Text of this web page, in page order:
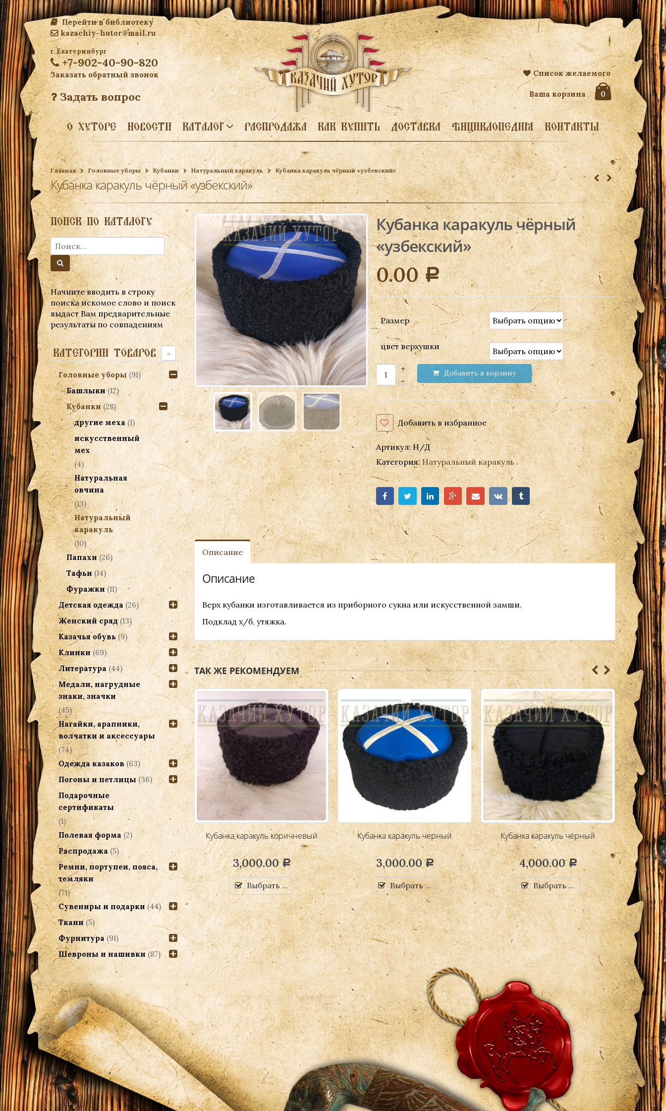
Перейти в библиотеку
kazachiy-hutor@mail.ru
г. Екатеринбург
+7-902-40-90-820
Заказать обратный звонок
Задать вопрос
Список желаемого
Ваша корзина 0
О ХУТОРЕ НОВОСТИ КАТАЛОГ РАСПРОДАЖА КАК КУПИТЬ ДОСТАВКА ЭНЦИКЛОПЕДИЯ КОНТАКТЫ
Главная Головные уборы Кубанки Натуральный каракуль Кубанка каракуль чёрный «узбекский»
Кубанка каракуль чёрный «узбекский»
Кубанка каракуль чёрный
«узбекский»
0.00Р
Размер
цвет верхушки
Добавить в корзину
Добавить в избранное
Артикул:Н/Д
Категория:Натуральный каракуль
Описание
Описание
Верх кубанки изготавливается из приборного сукна или искусственной замши.
Подклад х/б, утяжка.
ТАК ЖЕ РЕКОМЕНДУЕМ
Кубанка женская, каракуль.
3,200.00Р
Добавить в корзину
Кубанка каракуль коричневый
3,000.00Р
Выбрать ...
Кубанка каракуль черный
3,000.00Р
Выбрать ...
Кубанка каракуль чёрный
4,000.00Р
Выбрать ...
ПОИСК ПО КАТАЛОГУ
Начните вводить в строку
поиска искомое слово и поиск
выдаст Вам предварительные
результаты по совпадениям
КАТЕГОРИИ ТОВАРОВ
Головные уборы (91)
Башлыки (12)
Кубанки (28)
другие меха (1)
искусственный
мех
(4)
Натуральная
овчина
(13)
Натуральный
каракуль
(10)
Папахи (26)
Тафьи (14)
Фуражки (11)
Детская одежда (26)
Женский сряд (13)
Казачья обувь (9)
Клинки (69)
Литература (44)
Медали, нагрудные
знаки, значки
(45)
Нагайки, арапники,
волчатки и аксессуары
(74)
Одежда казаков (63)
Погоны и петлицы (36)
Подарочные
сертификаты
(1)
Полевая форма (2)
Распродажа (5)
Ремни, портупеи, пояса,
темляки
(71)
Сувениры и подарки (44)
Ткани (5)
Фурнитура (91)
Шевроны и нашивки (87)